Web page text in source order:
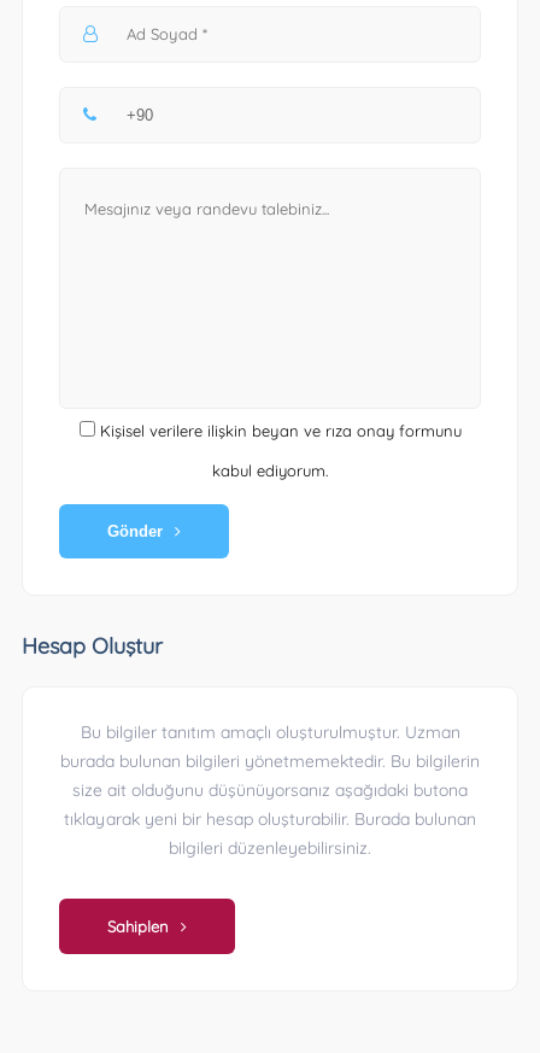
Kişisel verilere ilişkin beyan ve rıza onay formunu
kabul ediyorum.
Gönder
Hesap Oluştur
Bu bilgiler tanıtım amaçlı oluşturulmuştur. Uzman
burada bulunan bilgileri yönetmemektedir. Bu bilgilerin
size ait olduğunu düşünüyorsanız aşağıdaki butona
tıklayarak yeni bir hesap oluşturabilir. Burada bulunan
bilgileri düzenleyebilirsiniz.
Sahiplen